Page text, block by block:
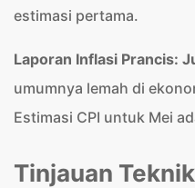
estimasi pertama.
Laporan Inflasi Prancis:
umumnya lemah di
Estimasi CPI untuk Mei
Tinjauan